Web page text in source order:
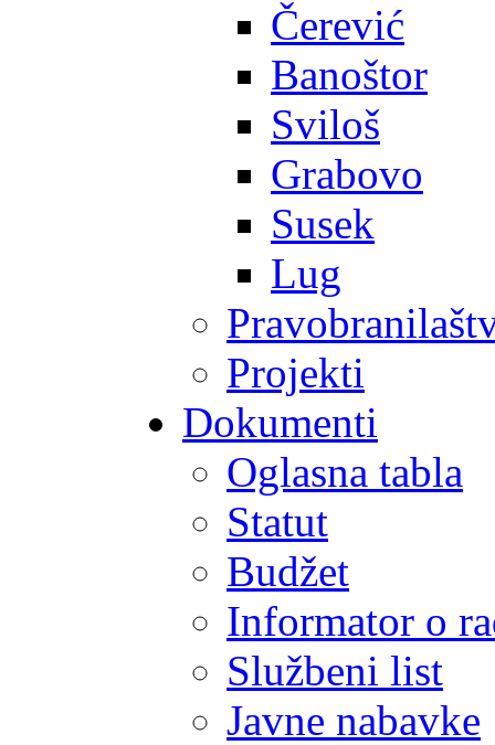
Čerević
Banoštor
Sviloš
Grabovo
Susek
Lug
Projekti
Dokumenti
Oglasna tabla
Statut
Budžet
Informator o
Službeni list
Javne nabavke